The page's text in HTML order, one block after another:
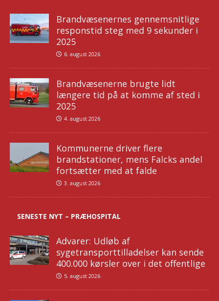
Brandvæsenernes gennemsnitlige
responstid steg med 9 sekunder i
2025
6. august 2026
Brandvæsenerne brugte lidt
længere tid på at komme af sted i
2025
4. august 2026
Kommunerne driver flere
brandstationer, mens Falcks andel
fortsætter med at falde
3. august 2026
SENESTE NYT – PRÆHOSPITAL
Advarer: Udløb af
sygetransporttilladelser kan sende
400.000 kørsler over i det offentlige
5. august 2026